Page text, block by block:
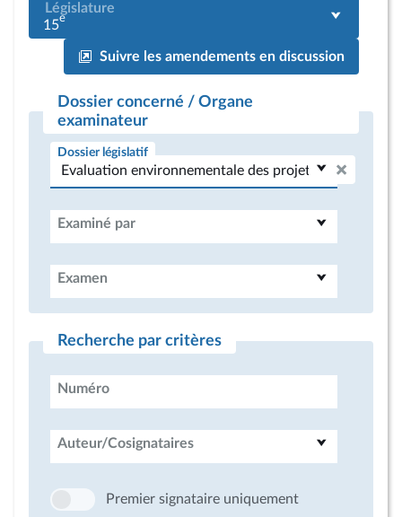
Législature
15e
Suivre les amendements en discussion
Dossier concerné / Organe
examinateur
Dossier législatif
Examiné par
Examen
Recherche par critères
Numéro
Auteur/Cosignataires
Premier signataire uniquement